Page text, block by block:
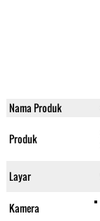
Nama Produk
Produk
Layar
Kamera